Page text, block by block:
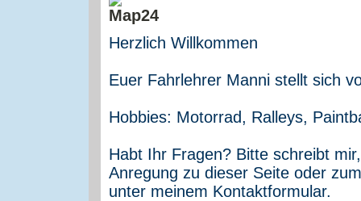
Herzlich Willkommen
Euer Fahrlehrer Manni stellt sich
Hobbies: Motorrad, Ralleys,
Habt Ihr Fragen? Bitte schreibt
Anregung zu dieser Seite oder
unter meinem Kontaktformular.